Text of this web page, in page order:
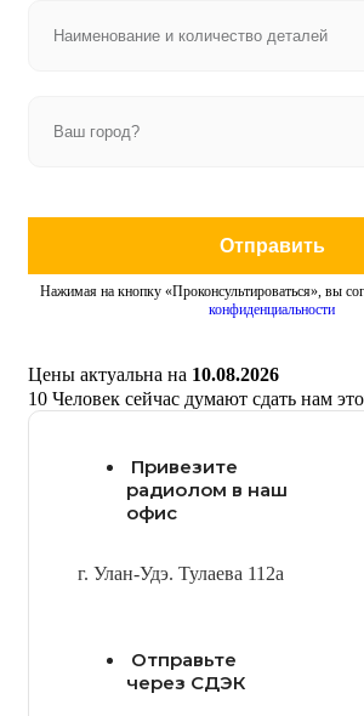
Отправить
Нажимая на кнопку «Проконсультироваться», вы
конфиденциальности
Цены актуальна на 10.08.2026
10 Человек сейчас думают сдать нам
Привезите
радиолом в наш
офис
г. Улан-Удэ. Тулаева 112а
Отправьте
через СДЭК